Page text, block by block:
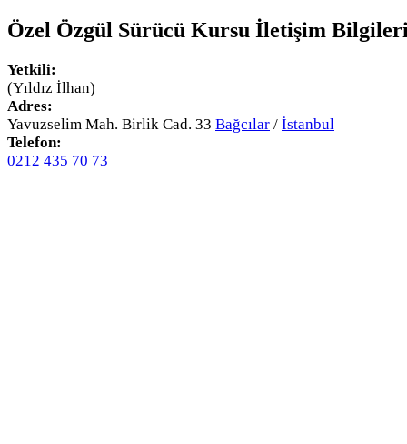
Özel Özgül Sürücü Kursu İletişim
Yetkili:
(Yıldız İlhan)
Adres:
Yavuzselim Mah. Birlik Cad. 33 Bağcılar / İstanbul
Telefon:
0212 435 70 73